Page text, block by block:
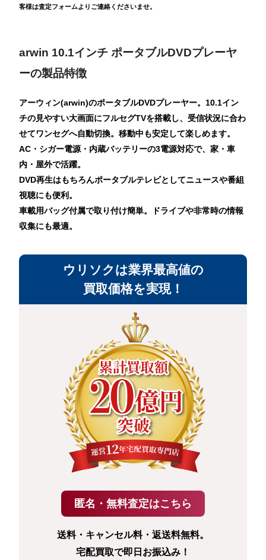
客様は査定フォームよりご連絡くださいませ。
arwin 10.1インチ ポータブルDVDプレーヤ
ーの製品特徴
アーウィン(arwin)のポータブルDVDプレーヤー。10.1イン
チの見やすい大画面にフルセグTVを搭載し、受信状況に合わ
せてワンセグへ自動切換。移動中も安定して楽しめます。
AC・シガー電源・内蔵バッテリーの3電源対応で、家・車
内・屋外で活躍。
DVD再生はもちろんポータブルテレビとしてニュースや番組
視聴にも便利。
車載用バッグ付属で取り付け簡単。ドライブや非常時の情報
収集にも最適。
ウリソクは業界最高値の
買取価格を実現！
送料・キャンセル料・返送料無料。
宅配買取で即日お振込み！